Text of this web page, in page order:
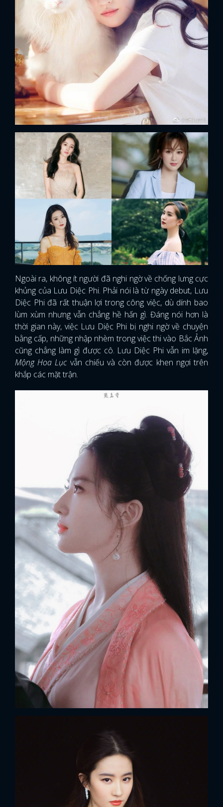
ĐĂNG NHẬP
Ngoài ra, không ít người đã nghi ngờ về chống lưng cực
khủng của Lưu Diệc Phi. Phải nói là từ ngày debut, Lưu
Diệc Phi đã rất thuận lợi trong công việc, dù dính bao
lùm xùm nhưng vẫn chẳng hề hấn gì. Đáng nói hơn là
thời gian này, việc Lưu Diệc Phi bị nghi ngờ về chuyện
bằng cấp, những nhập nhèm trong việc thi vào Bắc Ảnh
cũng chẳng làm gì được cô. Lưu Diệc Phi vẫn im lặng,
Mộng Hoa Lục vẫn chiếu và còn được khen ngợi trên
khắp các mặt trận.